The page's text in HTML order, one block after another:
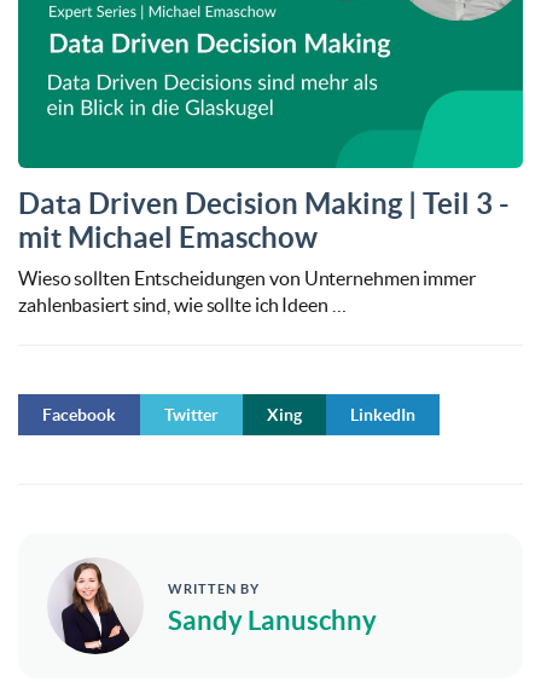
Data Driven Decision Making | Teil 3 -
mit Michael Emaschow
Wieso sollten Entscheidungen von Unternehmen immer
zahlenbasiert sind, wie sollte ich Ideen …
Facebook Twitter Xing LinkedIn
WRITTEN BY
Sandy Lanuschny